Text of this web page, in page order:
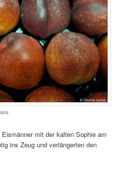
mit der kalten Sophie am
ins Zeug und verlängerten den